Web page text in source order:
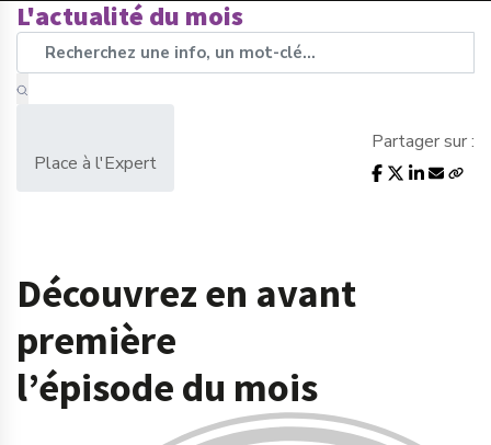
L'actualité du mois
Place à l'Expert
Partager sur :
Découvrez en avant
première
l’épisode du mois